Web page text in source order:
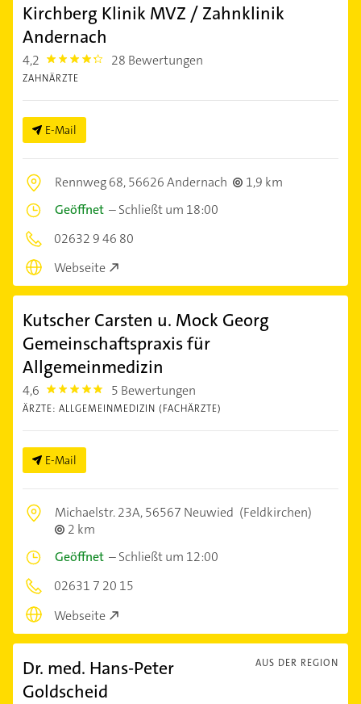
Kirchberg Klinik MVZ / Zahnklinik
Andernach
4,2 4.2000003 28 Bewertungen
ZAHNÄRZTE
E-Mail
Rennweg 68,56626 Andernach
1,9 km
Geöffnet –Schließt um 18:00
02632 9 46 80
Webseite
Kutscher Carsten u. Mock Georg
Gemeinschaftspraxis für
Allgemeinmedizin
4,6 4.6 5 Bewertungen
ÄRZTE: ALLGEMEINMEDIZIN (FACHÄRZTE)
E-Mail
Michaelstr. 23A,56567 Neuwied (Feldkirchen)
2 km
Geöffnet –Schließt um 12:00
02631 7 20 15
Webseite
AUS DER REGION
Dr. med. Hans-Peter
Goldscheid